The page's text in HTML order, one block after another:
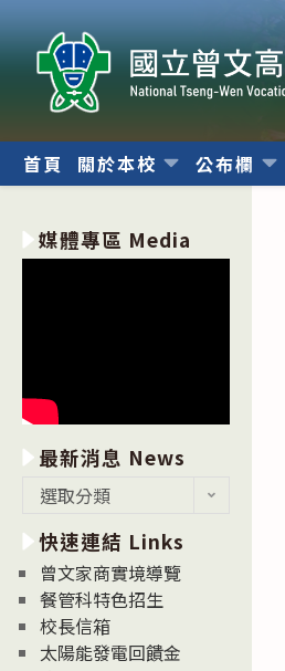
轉
內
首頁 關於本校 公布欄
媒體專區 Media
最新消息 News
消
息
News
選取分類
快速連結 Links
曾文家商實境導覽
餐管科特色招生
校長信箱
太陽能發電回饋金